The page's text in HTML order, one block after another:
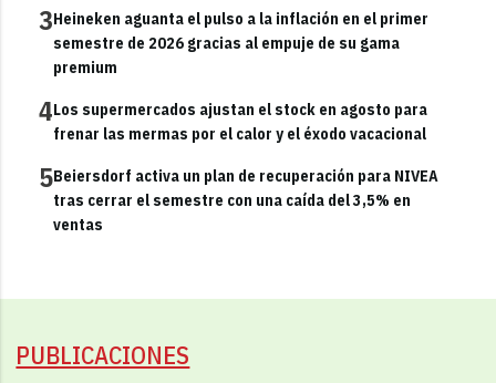
3Heineken aguanta el pulso a la inflación en el primer
semestre de 2026 gracias al empuje de su gama
premium
4Los supermercados ajustan el stock en agosto para
frenar las mermas por el calor y el éxodo vacacional
5Beiersdorf activa un plan de recuperación para NIVEA
tras cerrar el semestre con una caída del 3,5% en
ventas
PUBLICACIONES